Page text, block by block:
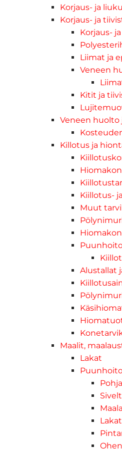
Korjaus- ja
Korjaus- ja
Korjaus-
Liimat ja
Veneen
Kitit ja
Veneen huolto
Killotus ja
Kiillotus-
Muut
Alustallat
Maalit,
Lakat
Lakat